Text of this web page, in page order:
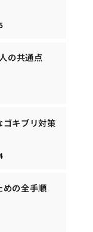
の共通点
キブリ対策
めの全手順